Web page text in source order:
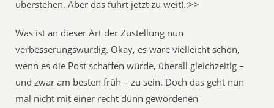
überstehen. Aber das führt jetzt zu weit).:>>
Was ist an dieser Art der Zustellung nun
verbesserungswürdig. Okay, es wäre vielleicht schön,
wenn es die Post schaffen würde, überall gleichzeitig –
und zwar am besten früh – zu sein. Doch das geht nun
mal nicht mit einer recht dünn gewordenen